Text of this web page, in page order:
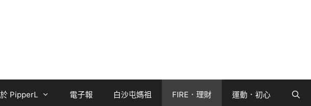
PipperL 電子報 白沙屯媽祖 FIRE．理財 運動．初心